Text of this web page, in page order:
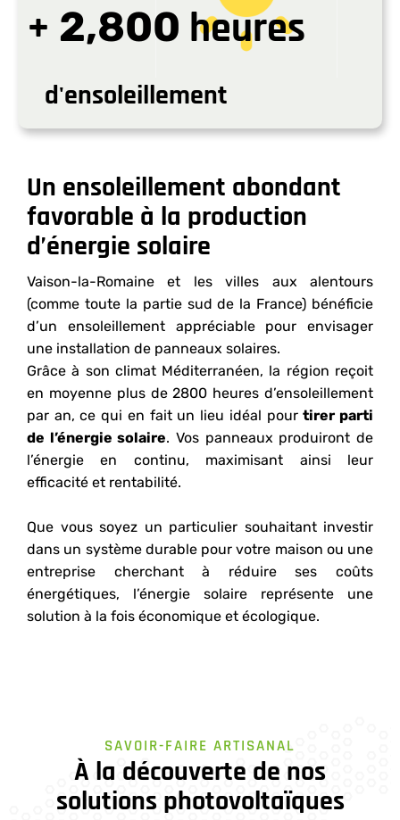
+ 2,800 heures
d'ensoleillement
Un ensoleillement abondant
favorable à la production
d’énergie solaire
Vaison-la-Romaine et les villes aux alentours
(comme toute la partie sud de la France) bénéficie
d’un ensoleillement appréciable pour envisager
une installation de panneaux solaires.
Grâce à son climat Méditerranéen, la région reçoit
en moyenne plus de 2800 heures d’ensoleillement
par an, ce qui en fait un lieu idéal pourtirer parti
de l’énergie solaire. Vos panneaux produiront de
l’énergie en continu, maximisant ainsi leur
efficacité et rentabilité.
Que vous soyez un particulier souhaitant investir
dans un système durable pour votre maison ou une
entreprise cherchant à réduire ses coûts
énergétiques, l’énergie solaire représente une
solution à la fois économique et écologique.
SAVOIR-FAIRE ARTISANAL
À la découverte de nos
solutions photovoltaïques